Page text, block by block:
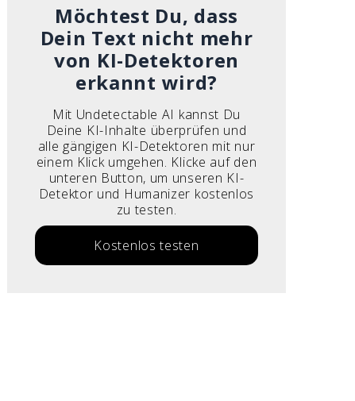
Möchtest Du, dass
Dein Text nicht mehr
von KI-Detektoren
erkannt wird?
Mit Undetectable AI kannst Du
Deine KI-Inhalte überprüfen und
alle gängigen KI-Detektoren mit nur
einem Klick umgehen. Klicke auf den
unteren Button, um unseren KI-
Detektor und Humanizer kostenlos
zu testen.
Kostenlos testen